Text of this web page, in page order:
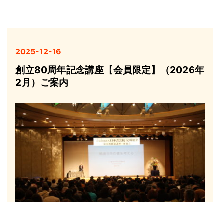
2025-12-16
創立80周年記念講座【会員限定】（2026年
2月）ご案内